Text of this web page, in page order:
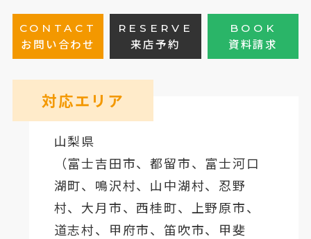
CONTACT
お問い合わせ
RESERVE
来店予約
BOOK
資料請求
対応エリア
山梨県
（富士吉田市、都留市、 富士河口
湖町、鳴沢村、山中湖村、忍野
村、 大月市、西桂町、上野原市、
道志村、 甲府市、笛吹市、甲斐